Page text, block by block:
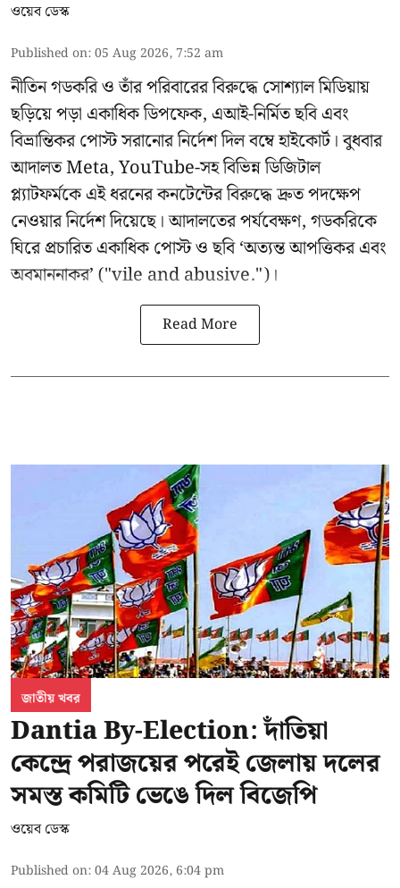
ওয়েব ডেস্ক
Published on:05 Aug 2026, 7:52 am
নীতিন গডকরি ও তাঁর পরিবারের বিরুদ্ধে সোশ্যাল মিডিয়ায়
ছড়িয়ে পড়া একাধিক ডিপফেক, এআই-নির্মিত ছবি এবং
বিভ্রান্তিকর পোস্ট সরানোর নির্দেশ দিল বম্বে হাইকোর্ট। বুধবার
আদালত Meta, YouTube-সহ বিভিন্ন ডিজিটাল
প্ল্যাটফর্মকে এই ধরনের কনটেন্টের বিরুদ্ধে দ্রুত পদক্ষেপ
নেওয়ার নির্দেশ দিয়েছে। আদালতের পর্যবেক্ষণ, গডকরিকে
ঘিরে প্রচারিত একাধিক পোস্ট ও ছবি ‘অত্যন্ত আপত্তিকর এবং
অবমাননাকর’ ("vile and abusive.")।
Read More
জাতীয় খবর
Dantia By-Election: দাঁতিয়া
কেন্দ্রে পরাজয়ের পরেই জেলায় দলের
সমস্ত কমিটি ভেঙে দিল বিজেপি
ওয়েব ডেস্ক
Published on:04 Aug 2026, 6:04 pm